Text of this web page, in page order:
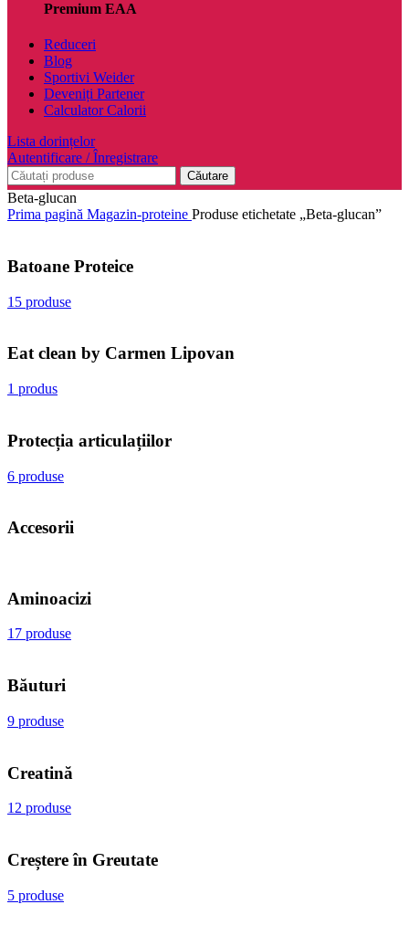
Premium EAA
Reduceri
Blog
Sportivi Weider
Deveniți Partener
Calculator Calorii
Lista dorințelor
Autentificare / Înregistrare
Căutare
Beta-glucan
Prima pagină Magazin-proteine Produse etichetate „Beta-glucan”
Batoane Proteice
15 produse
Eat clean by Carmen Lipovan
1 produs
Protecția articulațiilor
6 produse
Accesorii
Aminoacizi
17 produse
Băuturi
9 produse
Creatină
12 produse
Creștere în Greutate
5 produse